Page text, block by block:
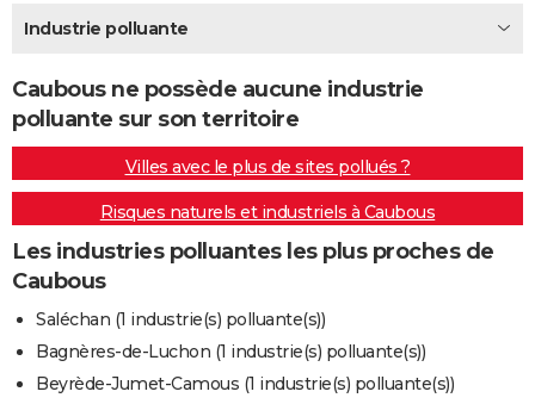
Destinations
City break
Voyage nature
Voyage de noces
Forum
Climat
+PHOTO
GUIDES D'ACHAT
BONS PLANS
CARTE DE VOEUX
Carte de Noël
Carte Bonne année
Carte Saint-Valentin
Carte Pâques
Carte d'anniversaire
DICTIONNAIRE
Dictionnaire
Biographies
Citations
Expressions
Proverbes
PROGRAMME TV
COPAINS D'AVANT
S'inscrire
Se connecter
Lycées
Collèges
Primaires
Universités
Entreprises
Service militaire
Avis de recherche
AVIS DE DÉCÈS
Industrie polluante
Caubous ne possède aucune industrie
polluante sur son territoire
Villes avec le plus de sites pollués ?
Risques naturels et industriels à Caubous
Les industries polluantes les plus proches de
Caubous
Saléchan (1 industrie(s) polluante(s))
Bagnères-de-Luchon (1 industrie(s) polluante(s))
Beyrède-Jumet-Camous (1 industrie(s) polluante(s))